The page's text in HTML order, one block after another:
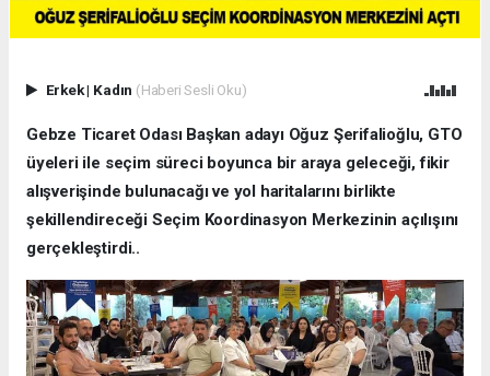
Erkek| Kadın (Haberi Sesli Oku)
Gebze Ticaret Odası Başkan adayı Oğuz Şerifalioğlu, GTO
üyeleri ile seçim süreci boyunca bir araya geleceği, fikir
alışverişinde bulunacağı ve yol haritalarını birlikte
şekillendireceği Seçim Koordinasyon Merkezinin açılışını
gerçekleştirdi..